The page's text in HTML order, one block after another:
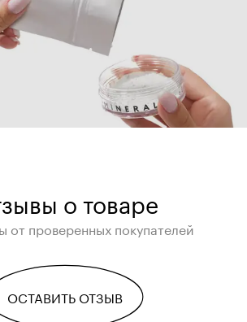
о товаре
от проверенных покупателей
ОСТАВИТЬ ОТЗЫВ